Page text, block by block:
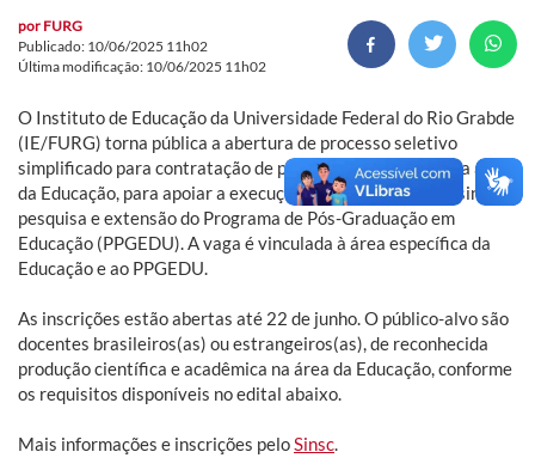
por FURG
Publicado: 10/06/2025 11h02
Última modificação: 10/06/2025 11h02
O Instituto de Educação da Universidade Federal do Rio Grabde
(IE/FURG) torna pública a abertura de processo seletivo
simplificado para contratação de professor(a) visitante na área
da Educação, para apoiar a execução de atividades de ensino,
pesquisa e extensão do Programa de Pós-Graduação em
Educação (PPGEDU). A vaga é vinculada à área específica da
Educação e ao PPGEDU.
As inscrições estão abertas até 22 de junho. O público-alvo são
docentes brasileiros(as) ou estrangeiros(as), de reconhecida
produção científica e acadêmica na área da Educação, conforme
os requisitos disponíveis no edital abaixo.
Mais informações e inscrições pelo Sinsc